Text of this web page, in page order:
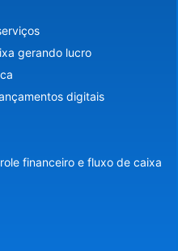
gerando lucro
digitais
financeiro e fluxo de caixa